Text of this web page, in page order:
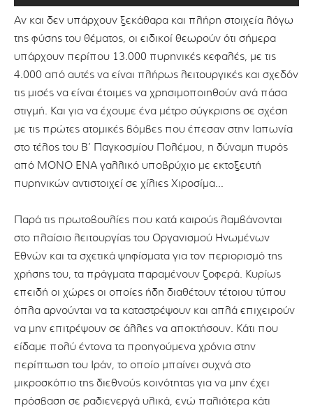
Αν και δεν υπάρχουν ξεκάθαρα και πλήρη στοιχεία λόγω
της φύσης του θέματος, οι ειδικοί θεωρούν ότι σήμερα
υπάρχουν περίπου 13.000 πυρηνικές κεφαλές, με τις
4.000 από αυτές να είναι πλήρως λειτουργικές και σχεδόν
τις μισές να είναι έτοιμες να χρησιμοποιηθούν ανά πάσα
στιγμή. Και για να έχουμε ένα μέτρο σύγκρισης σε σχέση
με τις πρώτες ατομικές βόμβες που έπεσαν στην Ιαπωνία
στο τέλος του Β’ Παγκοσμίου Πολέμου, η δύναμη πυρός
από ΜΟΝΟ ΕΝΑ γαλλικό υποβρύχιο με εκτοξευτή
πυρηνικών αντιστοιχεί σε χίλιες Χιροσίμα…
Παρά τις πρωτοβουλίες που κατά καιρούς λαμβάνονται
στο πλαίσιο λειτουργίας του Οργανισμού Ηνωμένων
Εθνών και τα σχετικά ψηφίσματα για τον περιορισμό της
χρήσης του, τα πράγματα παραμένουν ζοφερά. Κυρίως
επειδή οι χώρες οι οποίες ήδη διαθέτουν τέτοιου τύπου
όπλα αρνούνται να τα καταστρέψουν και απλά επιχειρούν
να μην επιτρέψουν σε άλλες να αποκτήσουν. Κάτι που
είδαμε πολύ έντονα τα προηγούμενα χρόνια στην
περίπτωση του Ιράν, το οποίο μπαίνει συχνά στο
μικροσκόπιο της διεθνούς κοινότητας για να μην έχει
πρόσβαση σε ραδιενεργά υλικά, ενώ παλιότερα κάτι